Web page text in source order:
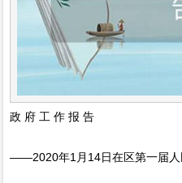
政 府 工 作 报 告
——2020年1月14日在区第一届人